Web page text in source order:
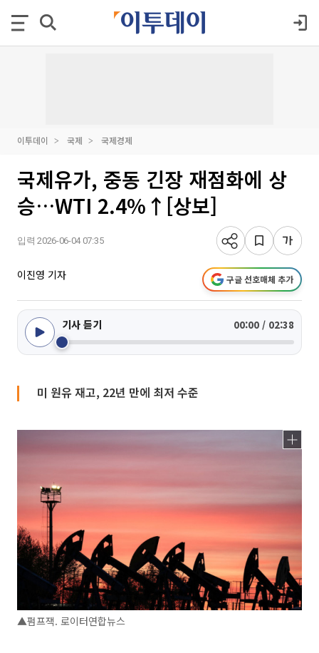
이투데이 국제 국제경제
국제유가, 중동 긴장 재점화에 상
승…WTI 2.4%↑[상보]
입력 2026-06-04 07:35
이진영 기자 구글 선호매체 추가
기사 듣기 00:00 / 02:38
미 원유 재고, 22년 만에 최저 수준
▲펌프잭. 로이터연합뉴스